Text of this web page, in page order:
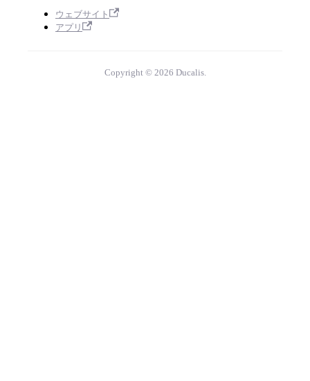
ウェブサイト
アプリ
Copyright © 2026 Ducalis.